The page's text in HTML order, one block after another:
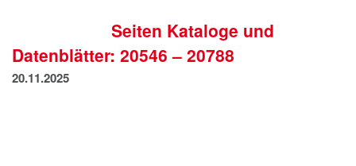
DATENSCHUTZSeiten Kataloge und
Datenblätter: 20546 – 20788
20.11.2025